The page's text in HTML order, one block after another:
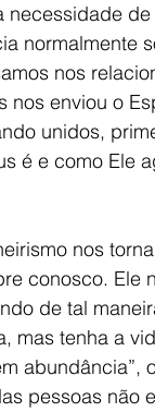
necessidade
normalmente
nos
nos enviou o
unidos,
é e como Ele
nos
conosco. Ele
de tal
mas tenha a
pessoas não